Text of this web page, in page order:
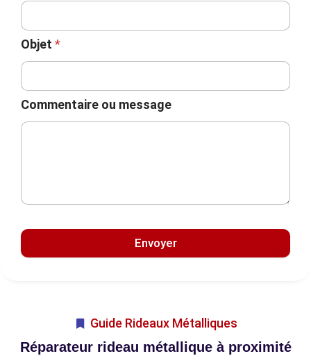
Objet *
Commentaire ou message
Envoyer
Guide Rideaux Métalliques
Réparateur rideau métallique à proximité